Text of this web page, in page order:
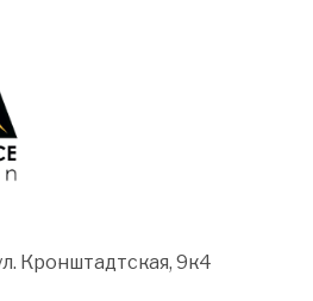
Кронштадтская, 9к4